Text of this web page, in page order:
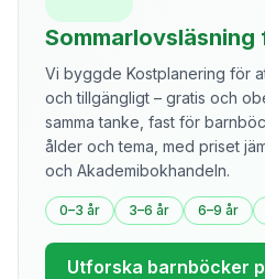
Sommarlovsläsning
Vi byggde Kostplanering för
och tillgängligt – gratis och
samma tanke, fast för
ålder och tema, med priset
och Akademibokhandeln.
0–3 år 3–6 år 6–9 år
Utforska barnböcker